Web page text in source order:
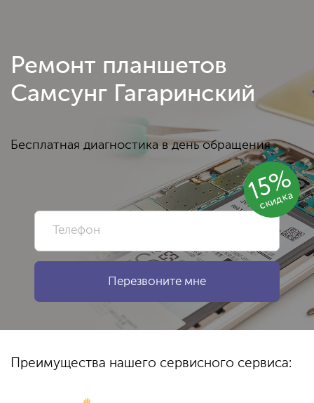
15%
скидка
Ремонт планшетов
Самсунг Гагаринский
Бесплатная диагностика в день обращения
Преимущества нашего сервисного сервиса: